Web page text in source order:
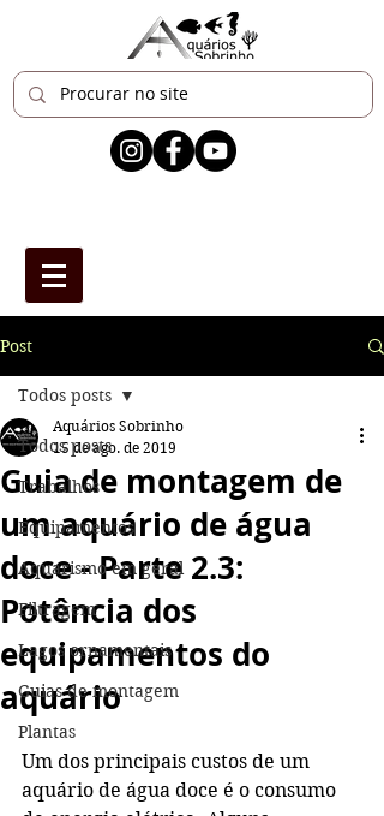
Post
Todos posts
Trabalhos
Equipamentos
Aquarismo em geral
Filtragem
Lagos ornamentais
Guias de montagem
Plantas
Todos posts
Guia de montagem de
um aquário de água
doce - Parte 2.3:
Potência dos
equipamentos do
aquário
Aquários Sobrinho
15 de ago. de 2019
Um dos principais custos de um
aquário de água doce é o consumo